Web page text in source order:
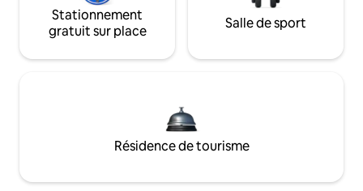
Stationnement
gratuit sur place
Salle de sport
Résidence de tourisme